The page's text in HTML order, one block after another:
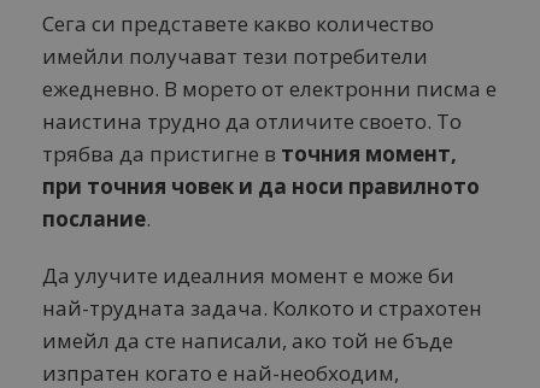
Сега си представете какво количество
имейли получават тези потребители
ежедневно. В морето от електронни писма е
наистина трудно да отличите своето. То
трябва да пристигне в точния момент,
при точния човек и да носи правилното
послание.
Да улучите идеалния момент е може би
най-трудната задача. Колкото и страхотен
имейл да сте написали, ако той не бъде
изпратен когато е най-необходим,